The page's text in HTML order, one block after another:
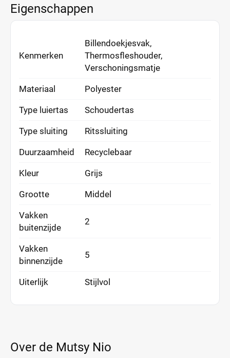
Eigenschappen
Kenmerken
Billendoekjesvak,
Thermosfleshouder,
Verschoningsmatje
Materiaal Polyester
Type luiertas Schoudertas
Type sluiting Ritssluiting
Duurzaamheid Recyclebaar
Kleur Grijs
Grootte Middel
Vakken
buitenzijde
2
Vakken
binnenzijde
5
Uiterlijk Stijlvol
Over de Mutsy Nio